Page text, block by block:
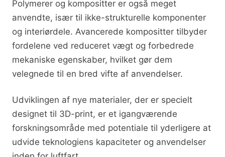
Polymerer og kompositter er også meget
anvendte, især til ikke-strukturelle komponenter
og interiørdele. Avancerede kompositter tilbyder
fordelene ved reduceret vægt og forbedrede
mekaniske egenskaber, hvilket gør dem
velegnede til en bred vifte af anvendelser.
Udviklingen af nye materialer, der er specielt
designet til 3D-print, er et igangværende
forskningsområde med potentiale til yderligere at
udvide teknologiens kapaciteter og anvendelser